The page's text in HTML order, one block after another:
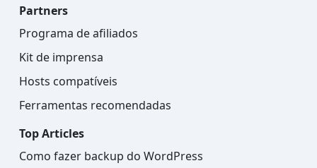
Partners
Programa de afiliados
Kit de imprensa
Hosts compatíveis
Ferramentas recomendadas
Top Articles
Como fazer backup do WordPress